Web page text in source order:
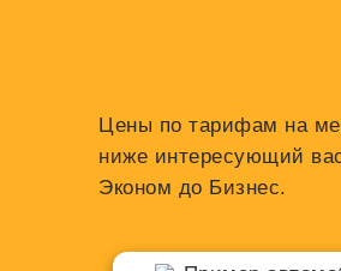
Цены по тарифам на
ниже интересующий
Эконом до Бизнес.